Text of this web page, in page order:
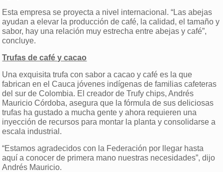
Esta empresa se proyecta a nivel internacional. “Las abejas
ayudan a elevar la producción de café, la calidad, el tamaño y
sabor, hay una relación muy estrecha entre abejas y café”,
concluye.
Trufas de café y cacao
Una exquisita trufa con sabor a cacao y café es la que
fabrican en el Cauca jóvenes indígenas de familias cafeteras
del sur de Colombia. El creador de Trufy chips, Andrés
Mauricio Córdoba, asegura que la fórmula de sus deliciosas
trufas ha gustado a mucha gente y ahora requieren una
inyección de recursos para montar la planta y consolidarse a
escala industrial.
“Estamos agradecidos con la Federación por llegar hasta
aquí a conocer de primera mano nuestras necesidades”, dijo
Andrés Mauricio.